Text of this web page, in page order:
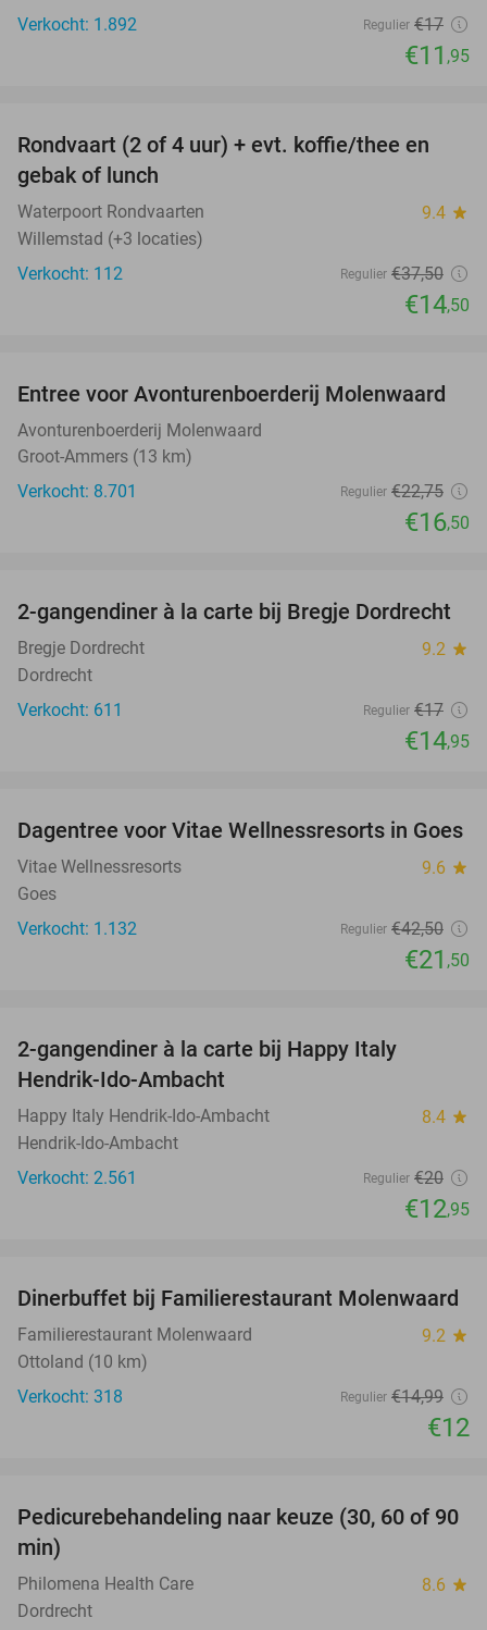
Verkocht: 1.892
Regulier €17
€11 ,95
61%
Rondvaart (2 of 4 uur) + evt. koffie/thee en
gebak of lunch
Waterpoort Rondvaarten 9.4 star
Willemstad (+3 locaties)
Verkocht: 112
Regulier €37,50
€14,50
27%
Entree voor Avonturenboerderij Molenwaard
Avonturenboerderij Molenwaard
Groot-Ammers (13 km)
Verkocht: 8.701
Regulier €22,75
€16,50
12%
2-gangendiner à la carte bij Bregje Dordrecht
Bregje Dordrecht 9.2 star
Dordrecht
Verkocht: 611
Regulier €17
€14,95
49%
Dagentree voor Vitae Wellnessresorts in Goes
Vitae Wellnessresorts 9.6 star
Goes
Verkocht: 1.132
Regulier €42,50
€21 ,50
2-gangendiner à la carte bij Happy Italy
Hendrik-Ido-Ambacht
Happy Italy Hendrik-Ido-Ambacht 8.4 star
Hendrik-Ido-Ambacht
Verkocht: 2.561
Regulier €20
€12,95
20%
Dinerbuffet bij Familierestaurant Molenwaard
Familierestaurant Molenwaard 9.2 star
Ottoland (10 km)
Verkocht: 318
Regulier €14,99
€12
53%
Pedicurebehandeling naar keuze (30, 60 of 90
min)
Philomena Health Care 8.6 star
Dordrecht